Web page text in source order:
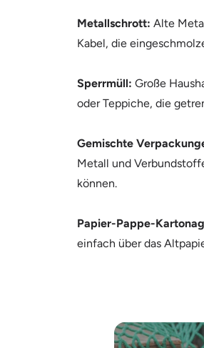
Metallschrott: Alte
Kabel, die
Sperrmüll: Große
oder Teppiche, die
Gemischte
Metall und
können.
Papier-Pappe-
einfach über das